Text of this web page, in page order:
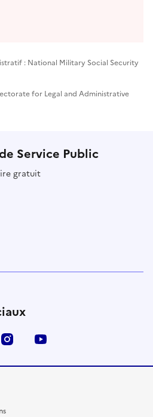
: National Military Social Security
for Legal and Administrative
Service Public
gratuit
Instagram